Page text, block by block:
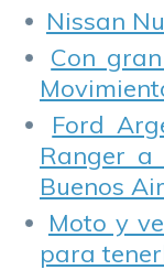
Nissan
Con
Ford
Ranger
Buenos
Moto y
para